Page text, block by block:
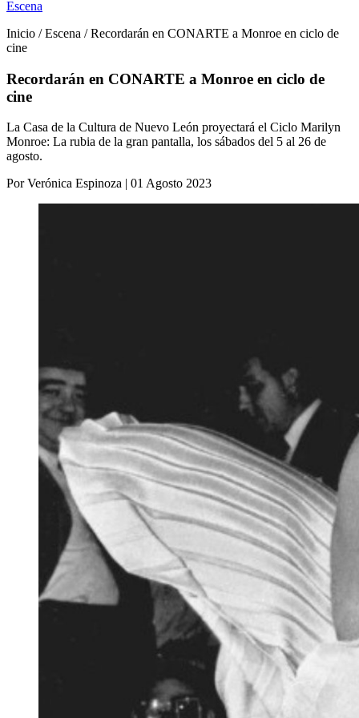
Escena
Inicio / Escena / Recordarán en CONARTE a Monroe en ciclo de
cine
Recordarán en CONARTE a Monroe en ciclo de
cine
La Casa de la Cultura de Nuevo León proyectará el Ciclo Marilyn
Monroe: La rubia de la gran pantalla, los sábados del 5 al 26 de
agosto.
Por Verónica Espinoza | 01 Agosto 2023